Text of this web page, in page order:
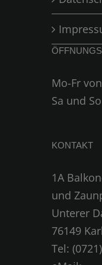
Mo-Fr
Sa und
KONTAKT
1A
und
Unterer
76149
Tel: